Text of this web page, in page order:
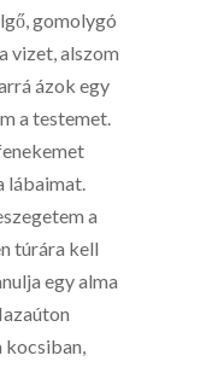
gomolygó
vizet, alszom
ázok egy
a testemet.
lábaimat.
a
túrára kell
egy alma